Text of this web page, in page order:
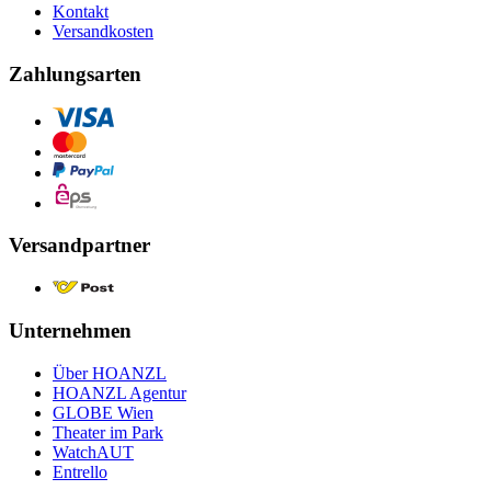
Kontakt
Versandkosten
Zahlungsarten
Versandpartner
Unternehmen
Über HOANZL
HOANZL Agentur
GLOBE Wien
Theater im Park
WatchAUT
Entrello